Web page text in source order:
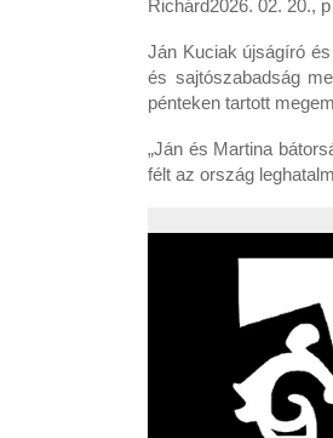
Richárd2026. 02. 20.,
Ján Kuciak újságíró
és sajtószabadság
pénteken tartott
„Ján és Martina
félt az ország